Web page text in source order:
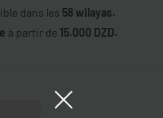
dans les 58 wilayas.
à partir de 15.000 DZD.